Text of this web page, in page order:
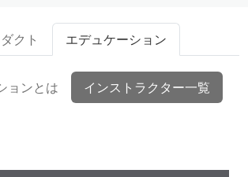
クト エデュケーション
ョンとは インストラクター一覧